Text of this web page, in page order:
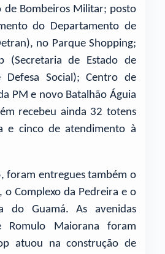
de Bombeiros Militar; posto
do Departamento de
no Parque Shopping;
(Secretaria de Estado de
Defesa Social); Centro de
PM e novo Batalhão Águia
recebeu ainda 32 totens
e cinco de atendimento à
foram entregues também o
o Complexo da Pedreira e o
do Guamá. As avenidas
Romulo Maiorana foram
atuou na construção de